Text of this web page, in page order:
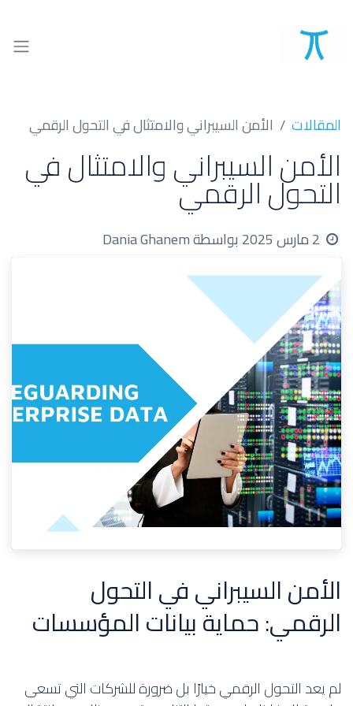
المقالات الأمن السيبراني والامتثال في التحول الرقمي
الأمن السيبراني والامتثال في
التحول الرقمي
2 مارس 2025 بواسطةDania Ghanem
الأمن السيبراني في التحول
الرقمي: حماية بيانات المؤسسات
لم يعد التحول الرقمي خيارًا بل ضرورة للشركات التي تسعى